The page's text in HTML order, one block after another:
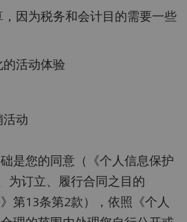
因为税务和会计目的需要一些
活动体验
活动
是您的同意（《个人信息保护
为订立、履行合同之目的
第13条第2款），依照《个人